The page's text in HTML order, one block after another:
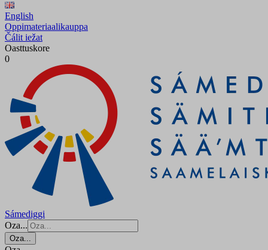
English
Oppimateriaalikauppa
Čálit iežat
Oasttuskore
0
Sámediggi
Oza...
Oza...